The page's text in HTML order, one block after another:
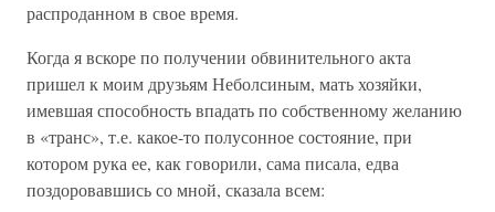
распроданном в свое время.
Когда я вскоре по получении обвинительного акта
пришел к моим друзьям Неболсиным, мать хозяйки,
имевшая способность впадать по собственному желанию
в «транс», т.е. какое-то полусонное состояние, при
котором рука ее, как говорили, сама писала, едва
поздоровавшись со мной, сказала всем: